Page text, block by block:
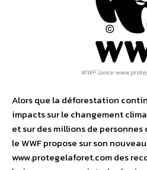
WWF lance
Alors que la déforestation
impacts sur le changement
et sur des millions de
le WWF propose sur son
www.protegelaforet.com des